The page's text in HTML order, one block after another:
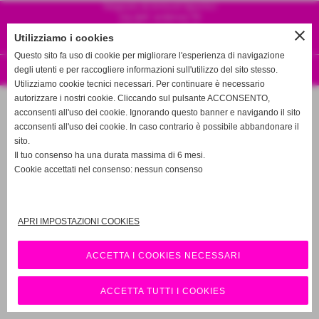
Negozio di Articoli Sportivi
Realizzazione siti web www.sitoper.it
close
Utilizziamo i cookies
Questo sito fa uso di cookie per migliorare l'esperienza di navigazione
degli utenti e per raccogliere informazioni sull'utilizzo del sito stesso.
Utilizziamo cookie tecnici necessari. Per continuare è necessario
autorizzare i nostri cookie. Cliccando sul pulsante ACCONSENTO,
acconsenti all'uso dei cookie. Ignorando questo banner e navigando il sito
acconsenti all'uso dei cookie. In caso contrario è possibile abbandonare il
sito.
Il tuo consenso ha una durata massima di 6 mesi.
Cookie accettati nel consenso: nessun consenso
APRI IMPOSTAZIONI COOKIES
ACCETTA I COOKIES NECESSARI
ACCETTA TUTTI I COOKIES